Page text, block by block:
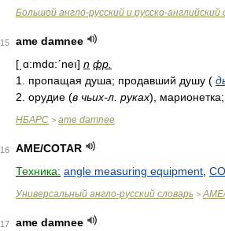
Большой англо-русский и русско-английский
15
ame damnee
[͵ɑ:mdɑ:ʹneı] n фр.
1. пропащая душа; продавший душу (
2. орудие (в чьих-л. руках),
НБАРС > ame damnee
16
AME/COTAR
Техника: angle measuring equipment
Универсальный англо-русский словарь >
17
ame damnee